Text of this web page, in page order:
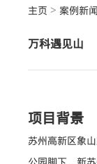
主页 > 案例新闻
万科遇见山
项目背景
苏州高新区象